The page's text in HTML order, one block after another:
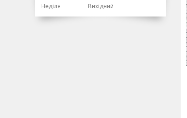
Неділя
Вихідний